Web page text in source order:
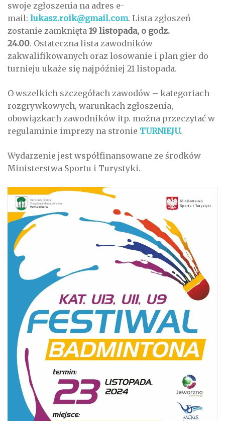
swoje zgłoszenia na adres e-
mail: lukasz.roik@gmail.com. Lista zgłoszeń
zostanie zamknięta 19 listopada, o godz.
24.00. Ostateczna lista zawodników
zakwalifikowanych oraz losowanie i plan gier do
turnieju ukaże się najpóźniej 21 listopada.
O wszelkich szczegółach zawodów – kategoriach
rozgrywkowych, warunkach zgłoszenia,
obowiązkach zawodników itp. można przeczytać w
regulaminie imprezy na stronie TURNIEJU.
Wydarzenie jest współfinansowane ze środków
Ministerstwa Sportu i Turystyki.